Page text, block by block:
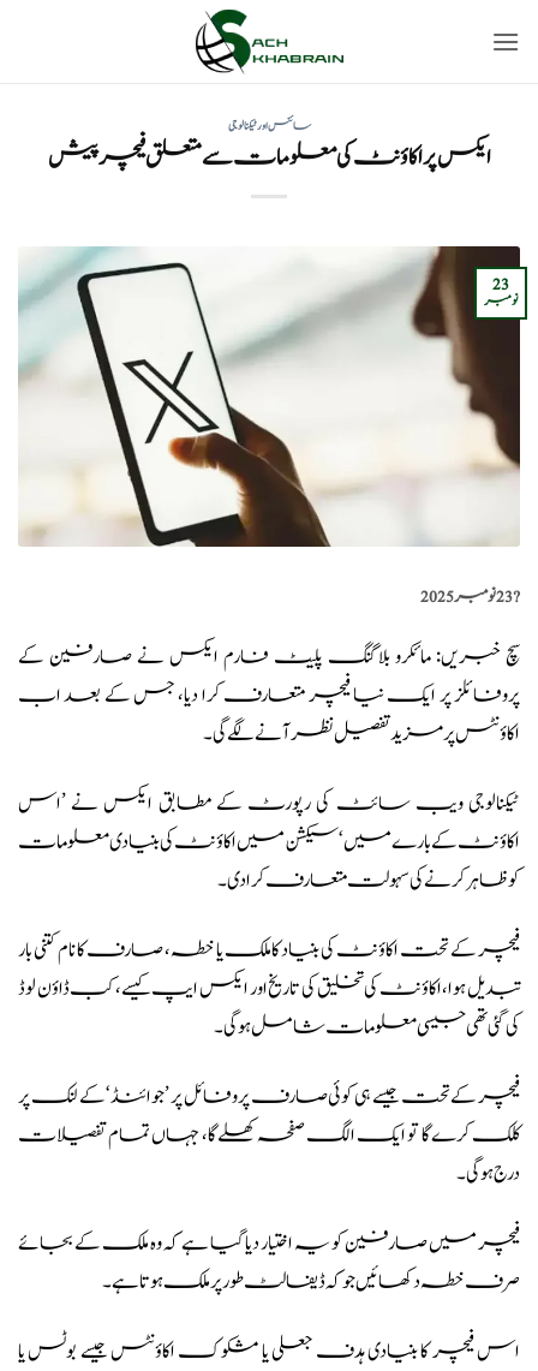
سائنس اور ٹیکنالوجی
ایکس پر اکاؤنٹ کی معلومات سے متعلق فیچر پیش
23
نومبر
?️23 نومبر 2025
سچ خبریں: مائکرو بلاگنگ پلیٹ فارم ایکس نے صارفین کے
پروفائلز پر ایک نیا فیچر متعارف کرا دیا، جس کے بعد اب
اکاؤنٹس پر مزید تفصیل نظر آنے لگے گی۔
ٹیکنالوجی ویب سائٹ کی رپورٹ کے مطابق ایکس نے ’اس
اکاؤنٹ کے بارے میں‘ سیکشن میں اکاؤنٹ کی بنیادی معلومات
کو ظاہر کرنے کی سہولت متعارف کرادی۔
فیچر کے تحت اکاؤنٹ کی بنیاد کا ملک یا خطہ، صارف کا نام کتنی بار
تبدیل ہوا، اکاؤنٹ کی تخلیق کی تاریخ اور ایکس ایپ کیسے، کب ڈاؤن لوڈ
کی گئی تھی جیسی معلومات شامل ہوگی۔
فیچر کے تحت جیسے ہی کوئی صارف پروفائل پر ’جوائنڈ‘ کے لنک پر
کلک کرے گا تو ایک الگ صفحہ کھلے گا، جہاں تمام تفصیلات
درج ہوگی۔
فیچر میں صارفین کو یہ اختیار دیا گیا ہے کہ وہ ملک کے بجائے
صرف خطہ دکھائیں جو کہ ڈیفالٹ طور پر ملک ہوتا ہے۔
اس فیچر کا بنیادی ہدف جعلی یا مشکوک اکاؤنٹس جیسے بوٹس یا